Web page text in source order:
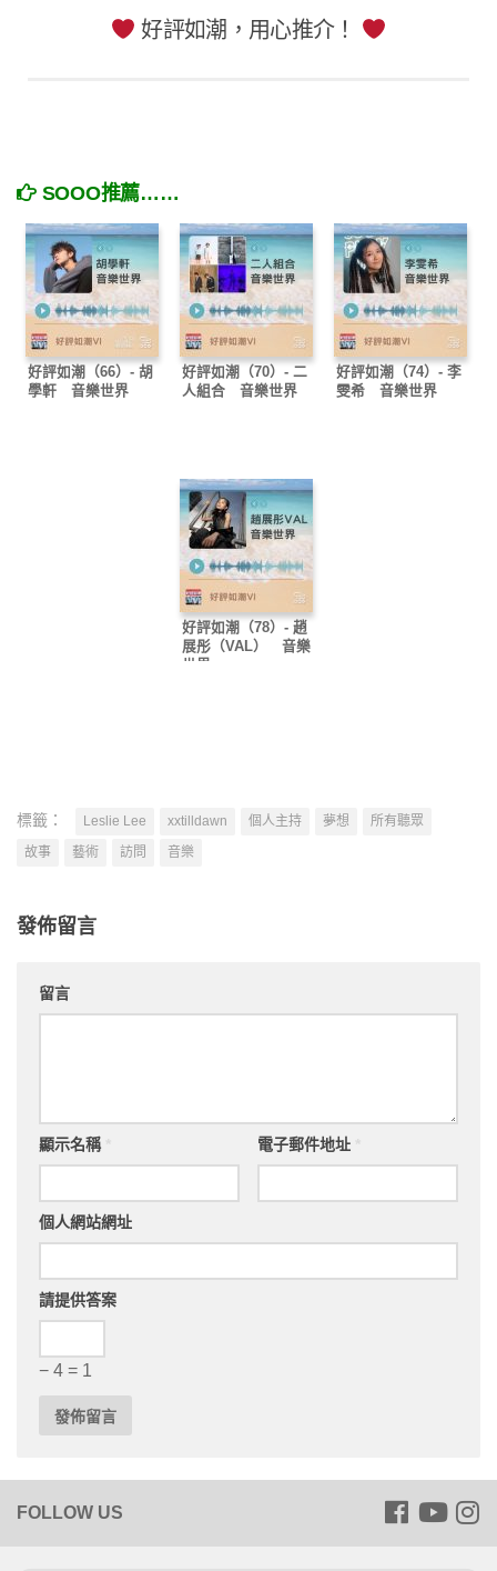
好評如潮，用心推介！
SOOO推薦……
好評如潮（66）- 胡
學軒 音樂世界
好評如潮（70）- 二
人組合 音樂世界
好評如潮（74）- 李
雯希 音樂世界
好評如潮（78）- 趙
展彤（VAL） 音樂
世界
標籤： Leslie Lee xxtilldawn 個人主持 夢想
所有聽眾
故事
藝術 訪問 音樂
發佈留言
留言
顯示名稱 電子郵件地址
個人網站網址
請提供答案
− 4 = 1